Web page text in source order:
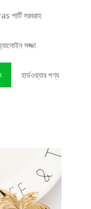
সরবরাহ
সজ্জা
হার্ডওয়্যার পণ্য